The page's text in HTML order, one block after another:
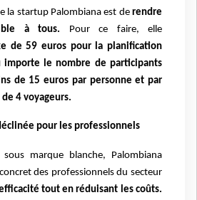
la startup Palombiana est de rendre
à tous. Pour ce faire,
elle
de 59 euros pour la planification
le nombre de participants
de 15 euros par personne et par
4 voyageurs.
pour les professionnels
marque blanche, Palombiana
des professionnels du secteur
tout en réduisant les coûts.